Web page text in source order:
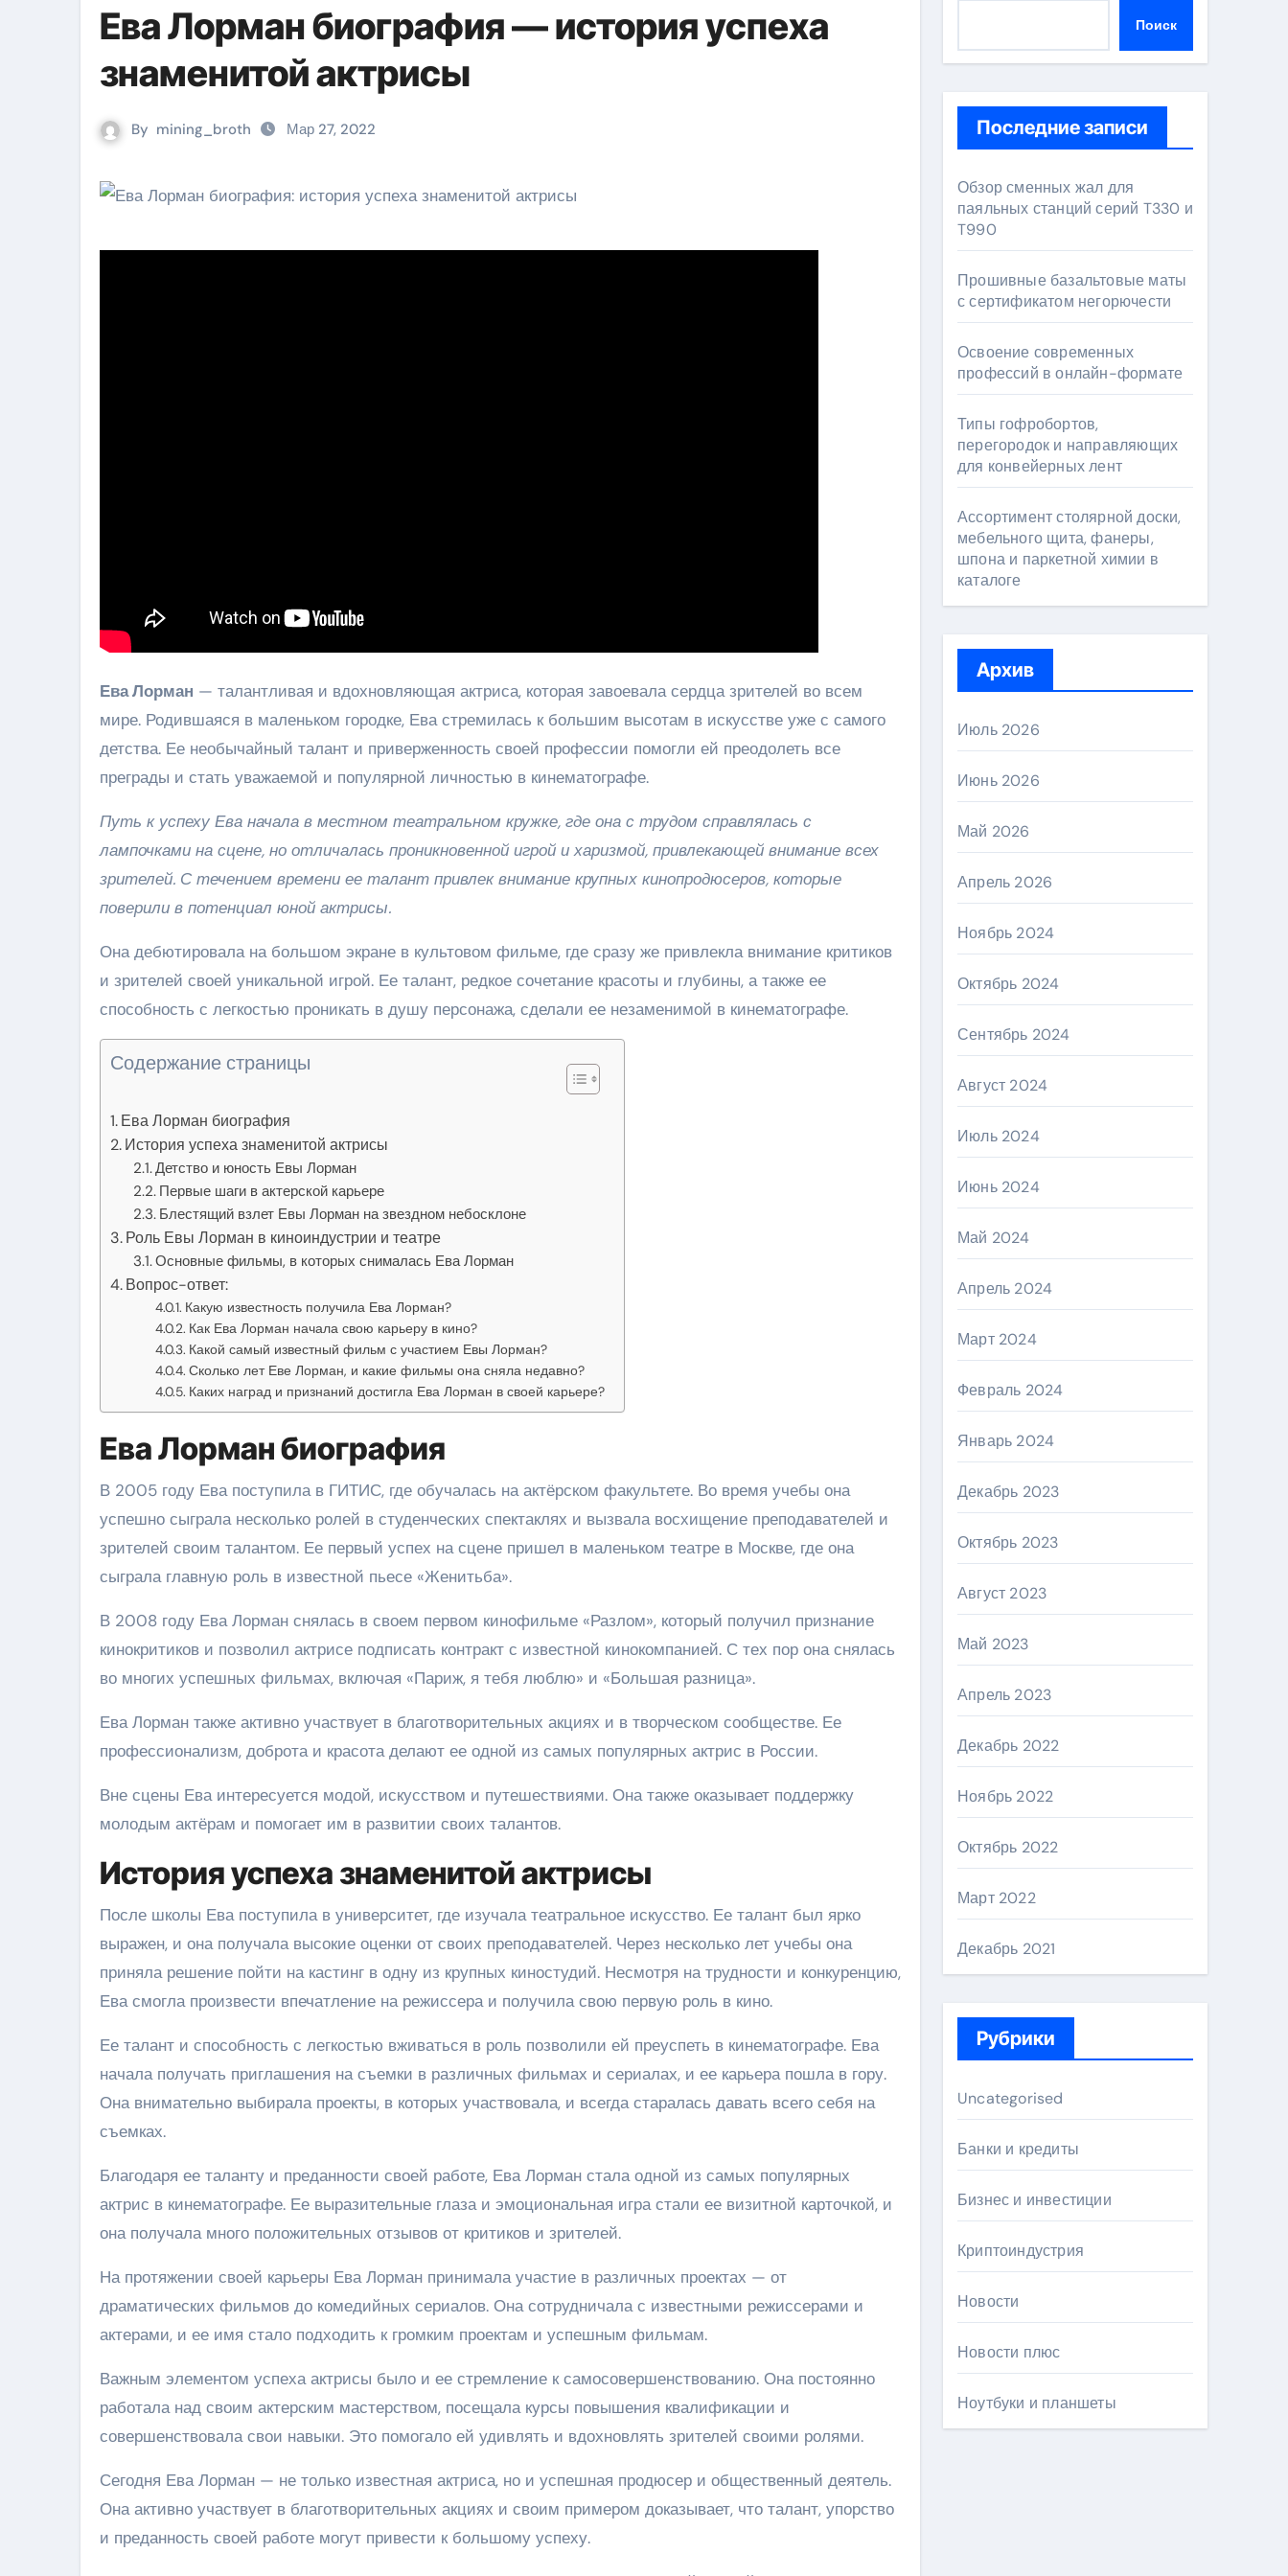
Ева Лорман биография — история успеха
знаменитой актрисы
By mining_broth Мар 27, 2022
Ева Лорман — талантливая и вдохновляющая актриса, которая завоевала сердца зрителей во всем
мире. Родившаяся в маленьком городке, Ева стремилась к большим высотам в искусстве уже с самого
детства. Ее необычайный талант и приверженность своей профессии помогли ей преодолеть все
преграды и стать уважаемой и популярной личностью в кинематографе.
Путь к успеху Ева начала в местном театральном кружке, где она с трудом справлялась с
лампочками на сцене, но отличалась проникновенной игрой и харизмой, привлекающей внимание всех
зрителей. С течением времени ее талант привлек внимание крупных кинопродюсеров, которые
поверили в потенциал юной актрисы.
Она дебютировала на большом экране в культовом фильме, где сразу же привлекла внимание критиков
и зрителей своей уникальной игрой. Ее талант, редкое сочетание красоты и глубины, а также ее
способность с легкостью проникать в душу персонажа, сделали ее незаменимой в кинематографе.
Содержание страницы
Ева Лорман биография
История успеха знаменитой актрисы
Детство и юность Евы Лорман
Первые шаги в актерской карьере
Блестящий взлет Евы Лорман на звездном небосклоне
Роль Евы Лорман в киноиндустрии и театре
Основные фильмы, в которых снималась Ева Лорман
Вопрос-ответ:
Какую известность получила Ева Лорман?
Как Ева Лорман начала свою карьеру в кино?
Какой самый известный фильм с участием Евы Лорман?
Сколько лет Еве Лорман, и какие фильмы она сняла недавно?
Каких наград и признаний достигла Ева Лорман в своей карьере?
Ева Лорман биография
В 2005 году Ева поступила в ГИТИС, где обучалась на актёрском факультете. Во время учебы она
успешно сыграла несколько ролей в студенческих спектаклях и вызвала восхищение преподавателей и
зрителей своим талантом. Ее первый успех на сцене пришел в маленьком театре в Москве, где она
сыграла главную роль в известной пьесе «Женитьба».
В 2008 году Ева Лорман снялась в своем первом кинофильме «Разлом», который получил признание
кинокритиков и позволил актрисе подписать контракт с известной кинокомпанией. С тех пор она снялась
во многих успешных фильмах, включая «Париж, я тебя люблю» и «Большая разница».
Ева Лорман также активно участвует в благотворительных акциях и в творческом сообществе. Ее
профессионализм, доброта и красота делают ее одной из самых популярных актрис в России.
Вне сцены Ева интересуется модой, искусством и путешествиями. Она также оказывает поддержку
молодым актёрам и помогает им в развитии своих талантов.
История успеха знаменитой актрисы
После школы Ева поступила в университет, где изучала театральное искусство. Ее талант был ярко
выражен, и она получала высокие оценки от своих преподавателей. Через несколько лет учебы она
приняла решение пойти на кастинг в одну из крупных киностудий. Несмотря на трудности и конкуренцию,
Ева смогла произвести впечатление на режиссера и получила свою первую роль в кино.
Ее талант и способность с легкостью вживаться в роль позволили ей преуспеть в кинематографе. Ева
начала получать приглашения на съемки в различных фильмах и сериалах, и ее карьера пошла в гору.
Она внимательно выбирала проекты, в которых участвовала, и всегда старалась давать всего себя на
съемках.
Благодаря ее таланту и преданности своей работе, Ева Лорман стала одной из самых популярных
актрис в кинематографе. Ее выразительные глаза и эмоциональная игра стали ее визитной карточкой, и
она получала много положительных отзывов от критиков и зрителей.
На протяжении своей карьеры Ева Лорман принимала участие в различных проектах — от
драматических фильмов до комедийных сериалов. Она сотрудничала с известными режиссерами и
актерами, и ее имя стало подходить к громким проектам и успешным фильмам.
Важным элементом успеха актрисы было и ее стремление к самосовершенствованию. Она постоянно
работала над своим актерским мастерством, посещала курсы повышения квалификации и
совершенствовала свои навыки. Это помогало ей удивлять и вдохновлять зрителей своими ролями.
Сегодня Ева Лорман — не только известная актриса, но и успешная продюсер и общественный деятель.
Она активно участвует в благотворительных акциях и своим примером доказывает, что талант, упорство
и преданность своей работе могут привести к большому успеху.
Поиск
Последние записи
Обзор сменных жал для
паяльных станций серий T330 и
T990
Прошивные базальтовые маты
с сертификатом негорючести
Освоение современных
профессий в онлайн-формате
Типы гофробортов,
перегородок и направляющих
для конвейерных лент
Ассортимент столярной доски,
мебельного щита, фанеры,
шпона и паркетной химии в
каталоге
Архив
Июль 2026
Июнь 2026
Май 2026
Апрель 2026
Ноябрь 2024
Октябрь 2024
Сентябрь 2024
Август 2024
Июль 2024
Июнь 2024
Май 2024
Апрель 2024
Март 2024
Февраль 2024
Январь 2024
Декабрь 2023
Октябрь 2023
Август 2023
Май 2023
Апрель 2023
Декабрь 2022
Ноябрь 2022
Октябрь 2022
Март 2022
Декабрь 2021
Рубрики
Uncategorised
Банки и кредиты
Бизнес и инвестиции
Криптоиндустрия
Новости
Новости плюс
Ноутбуки и планшеты